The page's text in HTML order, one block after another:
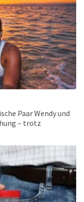
Paar Wendy und
– trotz